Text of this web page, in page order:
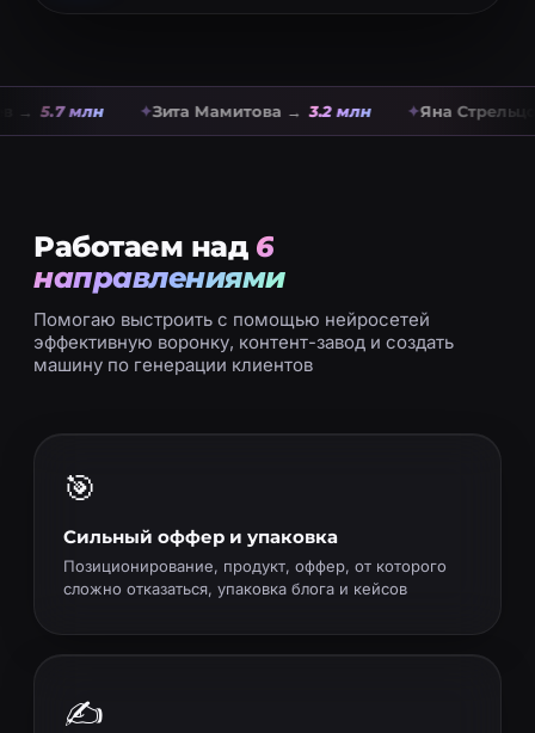
5.7 млн Зита Мамитова → 3.2 млн Яна
Работаем над 6
направлениями
Помогаю выстроить с помощью нейросетей
эффективную воронку, контент-завод и создать
машину по генерации клиентов
🎯
Сильный оффер и упаковка
Позиционирование, продукт, оффер, от которого
сложно отказаться, упаковка блога и кейсов
✍️